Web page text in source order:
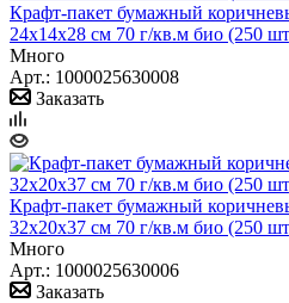
Крафт-пакет бумажный
24x14х28 см 70 г/кв.м био (250
Много
Арт.: 1000025630008
Заказать
Крафт-пакет бумажный
32х20х37 см 70 г/кв.м био (250
Много
Арт.: 1000025630006
Заказать